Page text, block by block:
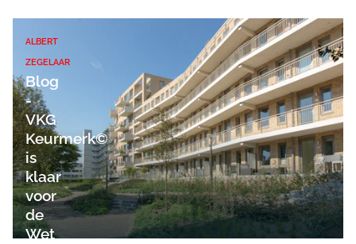
ALBERT
ZEGELAAR
Blog
-
VKG
Keurmerk©
is
klaar
voor
de
Wet